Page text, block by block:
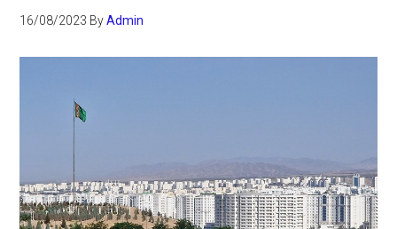
16/08/2023 ByAdmin